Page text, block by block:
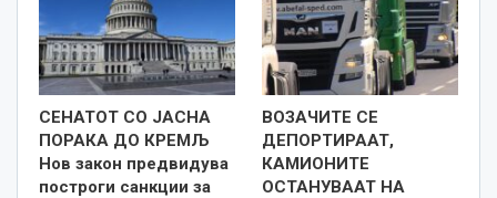
СЕНАТОТ СО ЈАСНА
ПОРАКА ДО КРЕМЉ
Нов закон предвидува
построги санкции за
ВОЗАЧИТЕ СЕ
ДЕПОРТИРААТ,
КАМИОНИТЕ
ОСТАНУВААТ НА